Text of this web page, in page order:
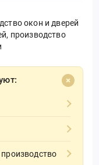
окон и дверей
производство